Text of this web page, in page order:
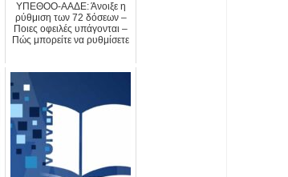
ΥΠΕΘΟΟ-ΑΑΔΕ: Άνοιξε η
ρύθμιση των 72 δόσεων –
Ποιες οφειλές υπάγονται –
Πώς μπορείτε να ρυθμίσετε